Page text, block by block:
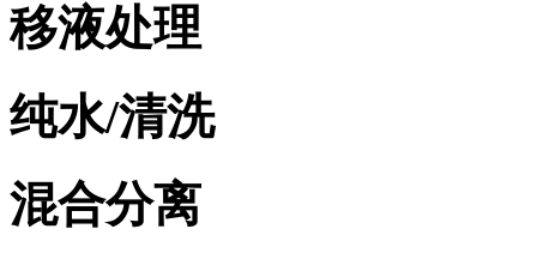
移液处理
纯水/清洗
混合分离